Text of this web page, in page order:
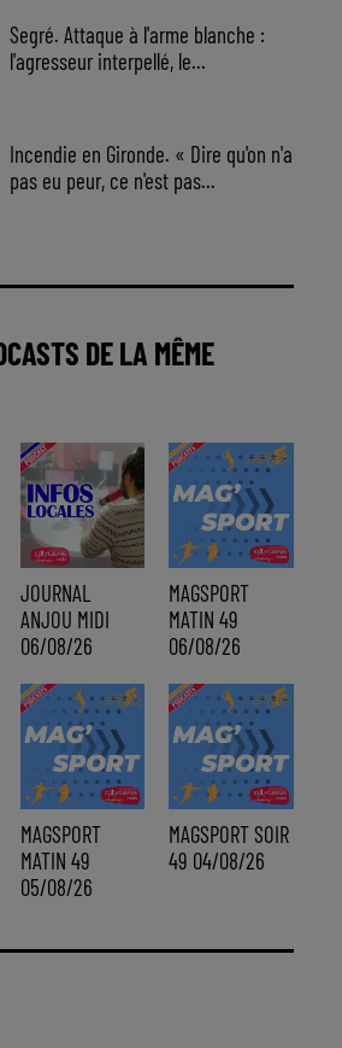
Segré. Attaque à l'arme blanche :
l'agresseur interpellé, le...
Incendie en Gironde. « Dire qu'on n'a
pas eu peur, ce n'est pas...
DE LA MÊME
JOURNAL
ANJOU MIDI
06/08/26
MAGSPORT
MATIN 49
06/08/26
MAGSPORT
MATIN 49
05/08/26
MAGSPORT SOIR
49 04/08/26